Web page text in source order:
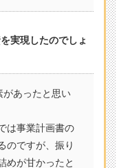
実現したのでしょ
あったと思い
は事業計画書の
のですが、振り
めが甘かったと